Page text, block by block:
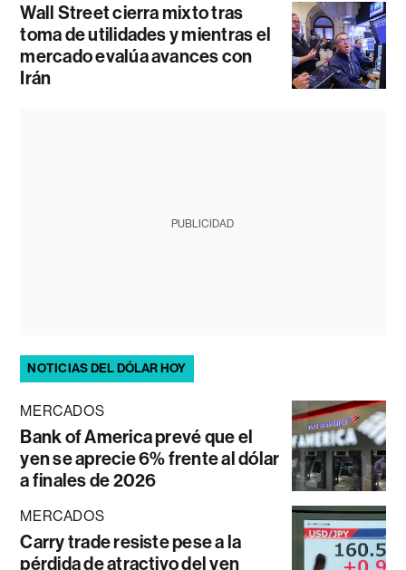
Wall Street cierra mixto tras
toma de utilidades y mientras el
mercado evalúa avances con
Irán
PUBLICIDAD
NOTICIAS DEL DÓLAR HOY
MERCADOS
Bank of America prevé que el
yen se aprecie 6% frente al dólar
a finales de 2026
MERCADOS
Carry trade resiste pese a la
pérdida de atractivo del yen